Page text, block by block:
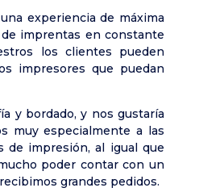
experiencia de máxima
imprentas en constante
los clientes pueden
impresores que puedan
y bordado, y nos gustaría
muy especialmente a las
de impresión, al igual que
poder contar con un
grandes pedidos.